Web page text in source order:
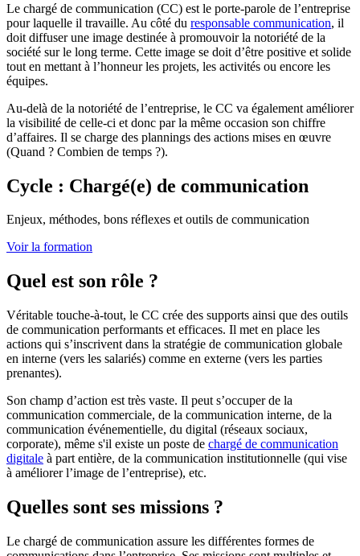
Le chargé de communication (CC) est le porte-parole de l’entreprise
pour laquelle il travaille. Au côté du responsable communication, il
doit diffuser une image destinée à promouvoir la notoriété de la
société sur le long terme. Cette image se doit d’être positive et solide
tout en mettant à l’honneur les projets, les activités ou encore les
équipes.
Au-delà de la notoriété de l’entreprise, le CC va également améliorer
la visibilité de celle-ci et donc par la même occasion son chiffre
d’affaires. Il se charge des plannings des actions mises en œuvre
(Quand ? Combien de temps ?).
Cycle : Chargé(e) de communication
Enjeux, méthodes, bons réflexes et outils de communication
Voir la formation
Quel est son rôle ?
Véritable touche-à-tout, le CC crée des supports ainsi que des outils
de communication performants et efficaces. Il met en place les
actions qui s’inscrivent dans la stratégie de communication globale
en interne (vers les salariés) comme en externe (vers les parties
prenantes).
Son champ d’action est très vaste. Il peut s’occuper de la
communication commerciale, de la communication interne, de la
communication événementielle, du digital (réseaux sociaux,
corporate), même s'il existe un poste de chargé de communication
digitale à part entière, de la communication institutionnelle (qui vise
à améliorer l’image de l’entreprise), etc.
Quelles sont ses missions ?
Le chargé de communication assure les différentes formes de